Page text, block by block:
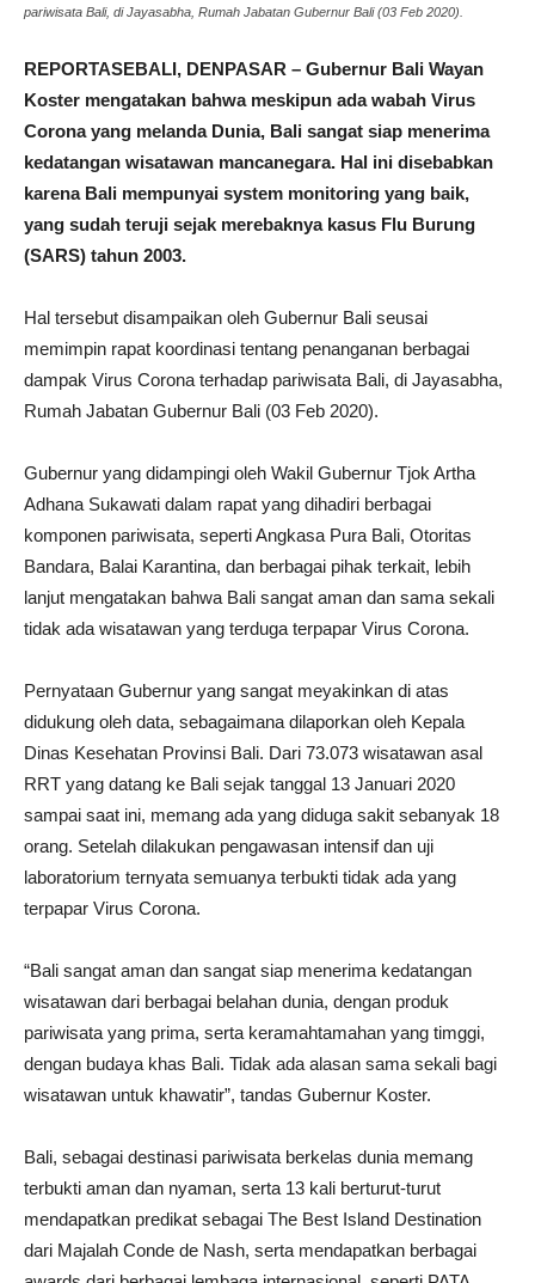
pariwisata Bali, di Jayasabha, Rumah Jabatan Gubernur Bali (03 Feb 2020).
REPORTASEBALI, DENPASAR – Gubernur Bali Wayan
Koster mengatakan bahwa meskipun ada wabah Virus
Corona yang melanda Dunia, Bali sangat siap menerima
kedatangan wisatawan mancanegara. Hal ini disebabkan
karena Bali mempunyai system monitoring yang baik,
yang sudah teruji sejak merebaknya kasus Flu Burung
(SARS) tahun 2003.
Hal tersebut disampaikan oleh Gubernur Bali seusai
memimpin rapat koordinasi tentang penanganan berbagai
dampak Virus Corona terhadap pariwisata Bali, di Jayasabha,
Rumah Jabatan Gubernur Bali (03 Feb 2020).
Gubernur yang didampingi oleh Wakil Gubernur Tjok Artha
Adhana Sukawati dalam rapat yang dihadiri berbagai
komponen pariwisata, seperti Angkasa Pura Bali, Otoritas
Bandara, Balai Karantina, dan berbagai pihak terkait, lebih
lanjut mengatakan bahwa Bali sangat aman dan sama sekali
tidak ada wisatawan yang terduga terpapar Virus Corona.
Pernyataan Gubernur yang sangat meyakinkan di atas
didukung oleh data, sebagaimana dilaporkan oleh Kepala
Dinas Kesehatan Provinsi Bali. Dari 73.073 wisatawan asal
RRT yang datang ke Bali sejak tanggal 13 Januari 2020
sampai saat ini, memang ada yang diduga sakit sebanyak 18
orang. Setelah dilakukan pengawasan intensif dan uji
laboratorium ternyata semuanya terbukti tidak ada yang
terpapar Virus Corona.
“Bali sangat aman dan sangat siap menerima kedatangan
wisatawan dari berbagai belahan dunia, dengan produk
pariwisata yang prima, serta keramahtamahan yang timggi,
dengan budaya khas Bali. Tidak ada alasan sama sekali bagi
wisatawan untuk khawatir”, tandas Gubernur Koster.
Bali, sebagai destinasi pariwisata berkelas dunia memang
terbukti aman dan nyaman, serta 13 kali berturut-turut
mendapatkan predikat sebagai The Best Island Destination
dari Majalah Conde de Nash, serta mendapatkan berbagai